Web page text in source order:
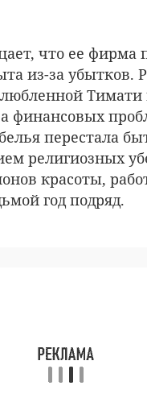
что ее фирма
из-за убытков.
финансовых
перестала
религиозных
красоты,
год подряд.